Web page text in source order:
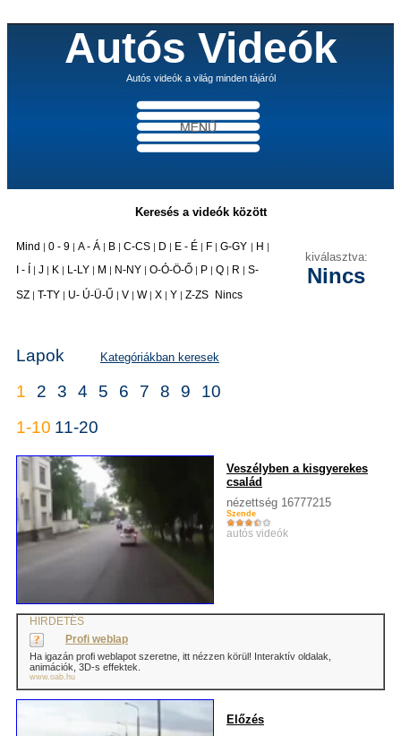
Autós Videók
Autós videók a világ minden tájáról
Keresés a videók között
Mind | 0 - 9 | A - Á | B | C-CS | D | E - É | F | G-GY | H |
I - Í | J | K | L-LY | M | N-NY | O-Ó-Ö-Ő | P | Q | R | S-
SZ | T-TY | U- Ú-Ü-Ű | V | W | X | Y | Z-ZS Nincs
kiválasztva:
Nincs
Lapok Kategóriákban keresek
1 2 3 4 5 6 7 8 9
10
1-10 11-20
Veszélyben a kisgyerekes
család
nézettség 16777215
Szende
autós videók
HIRDETÉS
Profi weblap
Ha igazán profi weblapot szeretne, itt nézzen körül! Interaktív oldalak,
animációk, 3D-s effektek.
www.oab.hu
Előzés